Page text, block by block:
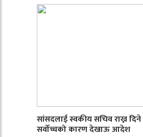
सांसदलाई स्वकीय सचिव राख्न दिने
सर्वोच्चको कारण देखाऊ आदेश